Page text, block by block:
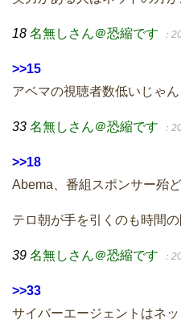
18 名無しさん＠恐縮です ：
>>15
アベマの視聴者数低いじゃん
33 名無しさん＠恐縮です ：
>>18
Abema、番組スポンサー殆
テロ朝が手を引くのも時間
39 名無しさん＠恐縮です ：
>>33
サイバーエージェントはネ